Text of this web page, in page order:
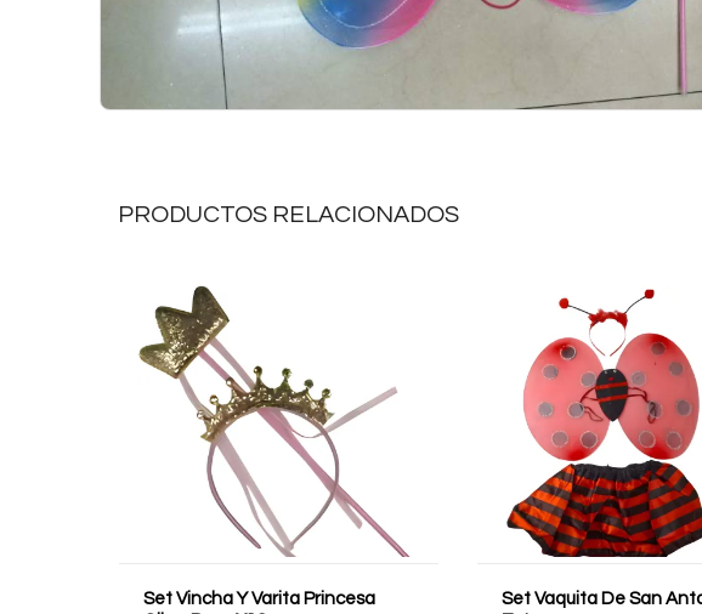
PRODUCTOS RELACIONADOS
Set Vincha Y Varita Princesa
Set Vaquita De San